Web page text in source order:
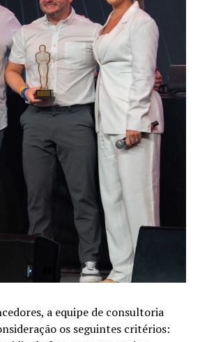
a equipe de consultoria
os seguintes critérios: